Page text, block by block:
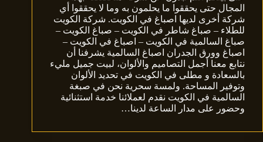
المجال حتى يحققوا ما يحلمون به وما لا يحققوا أي
شركة أخرى لديها اصباغ في الكويت. شركة الكويت
للطلاء – صباغ شاطر في الكويت – صباغ الكويت –
صباغ السالمية في الكويت – اصباغ في الكويت –
اصباغ وورق الجدران اصباغ السالمية يشرفنا أن
نتابع معنا أجمل التصاميم والألوان، لبيت جميل مليء
بالسعادة و مطلى في الكويت في تحديد الألوان
وتوفير المساحة. ولمسة سحرية نحن في صبغة
السالمية في الكويت نقدم لعملائنا خدمة استثنائية
وحضور على مدار الساعة لدينا…